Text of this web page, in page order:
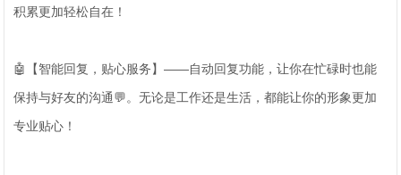
积累更加轻松自在！
🤖【智能回复，贴心服务】——自动回复功能，让你在忙碌时也能
保持与好友的沟通💬。无论是工作还是生活，都能让你的形象更加
专业贴心！